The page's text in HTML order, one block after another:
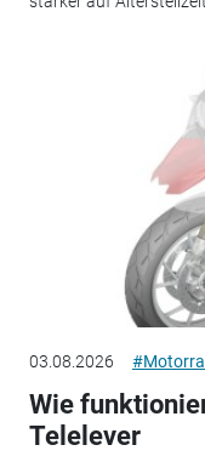
03.08.2026
Wie
Telelever